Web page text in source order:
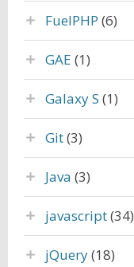
FuelPHP (6)
GAE (1)
Galaxy S (1)
Git(3)
Java (3)
javascript(34)
jQuery(18)